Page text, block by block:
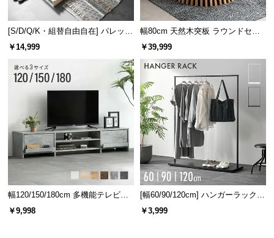
3層ウレタン構造
ウレタンを3重に重ね、へたりに
くさと、底付き感のない座り心地
を実現しています。
3層ウレタン Sバネ
[S/D/Q/K・組替自由自在] パレット
ベッド 8/12/16枚セット
￥14,999
幅80cm 天然木突板 ラウンドセン
ターテーブル 美しい格子デザイン
￥39,999
幅120/150/180cm 多機能テレビボ
ード 木目/石目調 オープン収納・
￥9,998
[幅60/90/120cm] ハンガーラック
スチール 4段階高さ調節 サイドフ
￥3,999